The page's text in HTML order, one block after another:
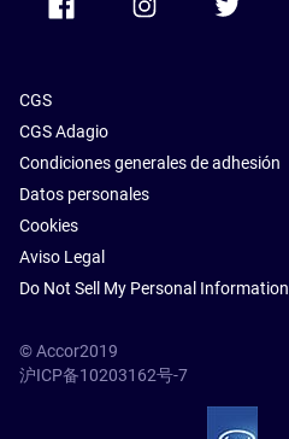
CGS
CGS Adagio
Condiciones generales de adhesión
Datos personales
Cookies
Aviso Legal
Do Not Sell My Personal Information
© Accor2019
沪ICP备10203162号-7